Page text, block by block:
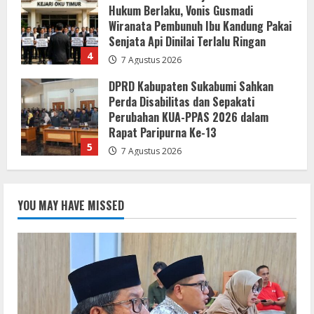
5
Perda Disabilitas dan Sepakati
Perubahan KUA-PPAS 2026 dalam
Rapat Paripurna Ke-13
7 Agustus 2026
1
Bupati dan Wakil Bupati Buol Pimpin
Rapat Evaluasi dan Pedoman MCSP
2026
7 Agustus 2026
Perkuat Literasi Cek Fakta”
Gaungkan Semangat Kemerdekaan
Lewat Turnamen Catur Antar-OPD di
Sergai
YOU MAY HAVE MISSED